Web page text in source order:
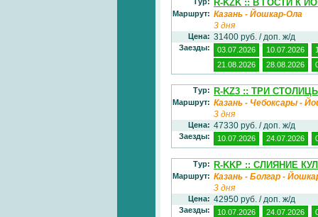
R-KZK :: В ГОСТИ К
Маршрут: Казань - Йошкар-Ола
3 дня
Цена: 31400 руб. / доп. ж/д
Заезды: 03.07.2026 10.07.2026
21.08.2026
28.08.2026
Тур: R-KZ3 :: ТРИ
Маршрут: Казань - Чебоксары -
3 дня
Цена: 47330 руб. / доп. ж/д
Заезды: 10.07.2026 24.07.2026
Тур: R-KKP :: СЛИЯНИЕ
Маршрут: Казань - Болгар -
3 дня
Цена: 42950 руб. / доп. ж/д
Заезды: 10.07.2026 24.07.2026